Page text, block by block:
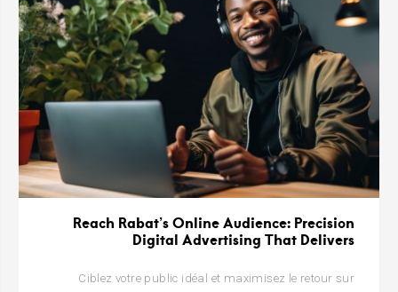
Reach Rabat’s Online Audience: Precision
Digital Advertising That Delivers
Ciblez votre public idéal et maximisez le retour sur